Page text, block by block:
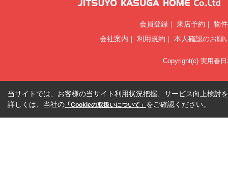
会員登録 来店予約
物
会社案内
利用規約 本人確認のお願
Copyright(c) 実用春
当サイトでは、お客様の当サイト利用状況把握、サービス向上検討
詳しくは、当社の 「Cookieの取扱いについて」 をご確認ください。